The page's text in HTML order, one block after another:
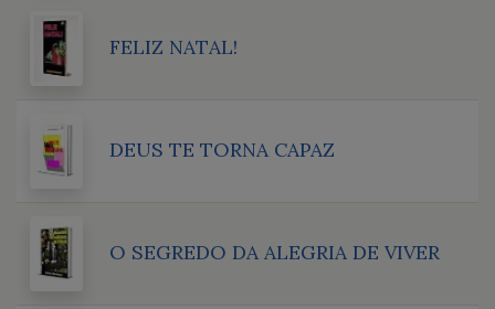
FELIZ NATAL!
DEUS TE TORNA CAPAZ
O SEGREDO DA ALEGRIA DE VIVER